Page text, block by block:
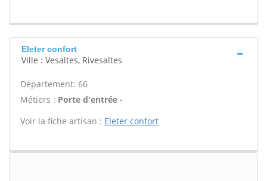
Eleter confort
Ville : Vesaltes, Rivesaltes
Département: 66
Métiers : Porte d'entrée -
Voir la fiche artisan : Eleter confort